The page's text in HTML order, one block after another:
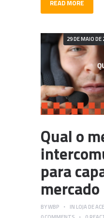
READ MORE
29 DE MAIO DE
Qual o
para
mercado
BYWBP IN LOJA DE